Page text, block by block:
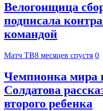
Велогонщица
подписала
командой
Матч ТВ8 месяцев спустя 0
Чемпионка мира
Солдатова
второго ребенка